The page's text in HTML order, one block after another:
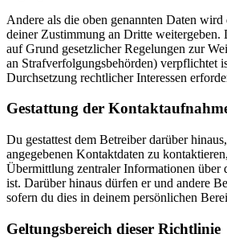
Andere als die oben genannten Daten
deiner Zustimmung an Dritte weitergeben.
auf Grund gesetzlicher Regelungen zur
an Strafverfolgungsbehörden) verpflichtet
Durchsetzung rechtlicher Interessen
Gestattung der
Du gestattest dem Betreiber darüber
angegebenen Kontaktdaten zu
Übermittlung zentraler Informationen über
ist. Darüber hinaus dürfen er und andere
sofern du dies in deinem persönlichen
Geltungsbereich dieser Richtlinie